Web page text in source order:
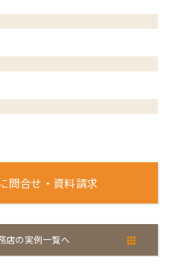
問合せ・資料請求
店の実例一覧へ